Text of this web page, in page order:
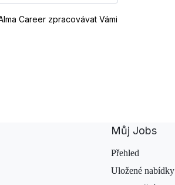
Career zpracovávat Vámi
Můj Jobs
Přehled
Uložené nabídky